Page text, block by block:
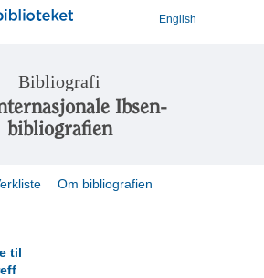
English
Bibliografi
Ibsen-
bibliografien
Om bibliografien
til